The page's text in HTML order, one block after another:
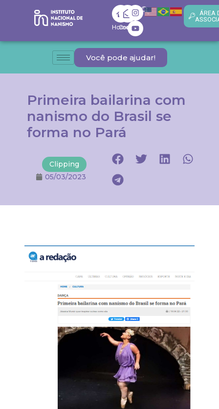
Home
Contato
ÁREA
Você pode ajudar!
Primeira bailarina com
nanismo do Brasil se
forma no Pará
Clipping
05/03/2023